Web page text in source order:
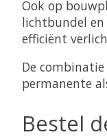
Ook op
lichtbundel
efficiënt
De
permanente
Bestel